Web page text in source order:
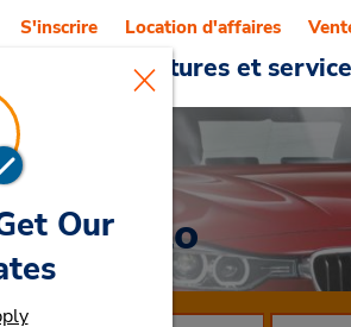
Voitures et
S'inscrire Location d'affaires
Our